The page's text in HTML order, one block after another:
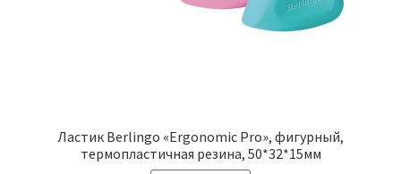
Ластик Berlingo «Ergonomic Pro», фигурный,
термопластичная резина, 50*32*15мм